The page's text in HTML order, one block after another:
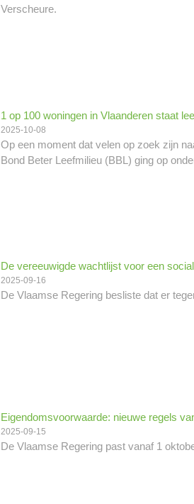
Verscheure.
1 op 100 woningen in Vlaanderen staat
2025-10-08
Op een moment dat velen op zoek zijn
Bond Beter Leefmilieu (BBL) ging op
De vereeuwigde wachtlijst voor een
2025-09-16
De Vlaamse Regering besliste dat er
Eigendomsvoorwaarde: nieuwe regels
2025-09-15
De Vlaamse Regering past vanaf 1